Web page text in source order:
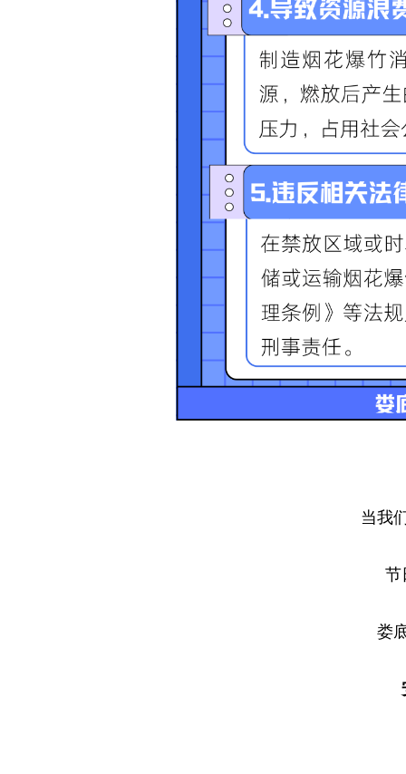
当我
节
娄